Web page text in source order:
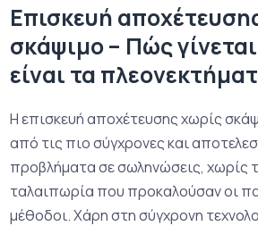
Επισκευή
σκάψιμο – Πώς
είναι τα
Η επισκευή αποχέτευσης χωρίς
από τις πιο σύγχρονες και
προβλήματα σε σωληνώσεις, χωρίς
ταλαιπωρία που προκαλούσαν οι
μέθοδοι. Χάρη στη σύγχρονη